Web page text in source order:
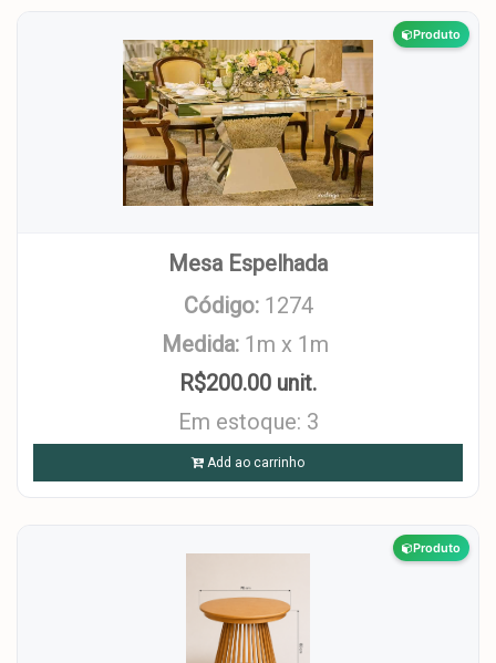
Produto
Mesa Espelhada
Código: 1274
Medida: 1m x 1m
R$200.00 unit.
Em estoque: 3
Add ao carrinho
Produto